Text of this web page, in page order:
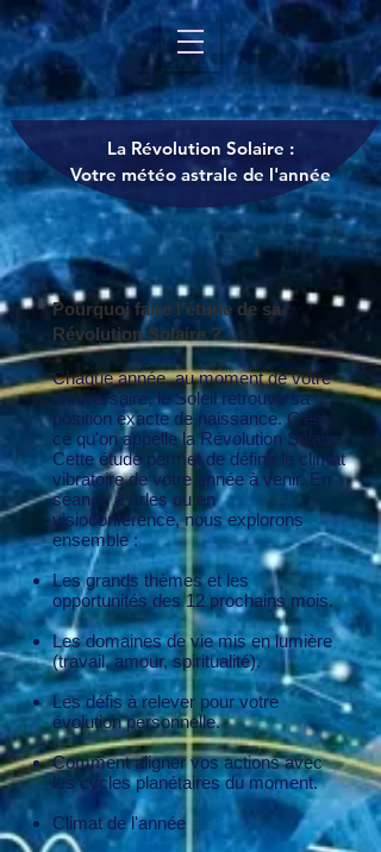
La Révolution Solaire :
Votre météo astrale de l'année
Pourquoi faire l'étude de sa
Révolution Solaire ?
Chaque année, au moment de votre
anniversaire, le Soleil retrouve sa
position exacte de naissance. C’est
ce qu'on appelle la Révolution Solaire.
Cette étude permet de définir le climat
vibratoire de votre année à venir. En
séance à Arles ou en
visioconférence, nous explorons
ensemble :
Les grands thèmes et les
opportunités des 12 prochains mois.
Les domaines de vie mis en lumière
(travail, amour, spiritualité).
Les défis à relever pour votre
évolution personnelle.
Comment aligner vos actions avec
les cyclesplanétaires du moment.
Climat de l'année